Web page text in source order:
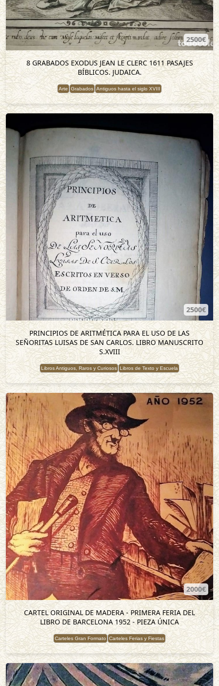
2500€
8 GRABADOS EXODUS JEAN LE CLERC 1611 PASAJES
BÍBLICOS. JUDAICA.
Arte Grabados Antiguos hasta el siglo XVIII
2500€
PRINCIPIOS DE ARITMÉTICA PARA EL USO DE LAS
SEÑORITAS LUISAS DE SAN CARLOS. LIBRO MANUSCRITO
S.XVIII
Libros Antiguos, Raros y Curiosos Libros de Texto y Escuela
2000€
CARTEL ORIGINAL DE MADERA - PRIMERA FERIA DEL
LIBRO DE BARCELONA 1952 - PIEZA ÚNICA
Carteles Gran Formato Carteles Ferias y Fiestas